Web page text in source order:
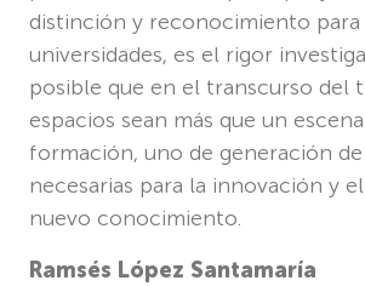
distinción y reconocimiento para
universidades, es el rigor
posible que en el transcurso del
espacios sean más que un
formación, uno de generación
necesarias para la innovación y
nuevo conocimiento.
Ramsés López Santamaría